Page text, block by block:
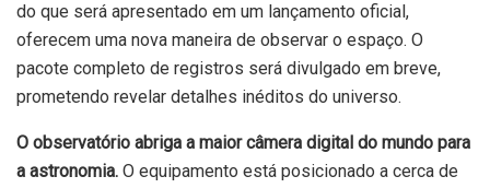
do que será apresentado em um lançamento oficial,
oferecem uma nova maneira de observar o espaço. O
pacote completo de registros será divulgado em breve,
prometendo revelar detalhes inéditos do universo.
O observatório abriga a maior câmera digital do mundo para
a astronomia. O equipamento está posicionado a cerca de